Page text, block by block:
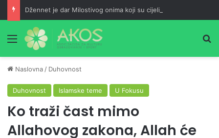
Meni
Naslovna / Duhovnost
Duhovnost Islamske teme U Fokusu
Ko traži čast mimo
Allahovog zakona, Allah će